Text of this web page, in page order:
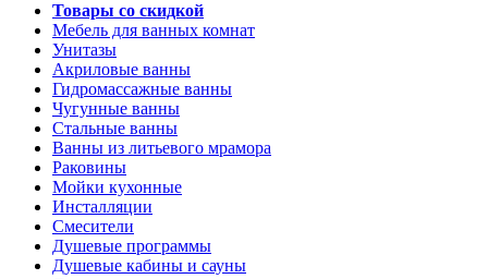
Товары со скидкой
Мебель для ванных комнат
Унитазы
Акриловые ванны
Гидромассажные ванны
Чугунные ванны
Стальные ванны
Ванны из литьевого мрамора
Раковины
Мойки кухонные
Инсталляции
Смесители
Душевые программы
Душевые кабины и сауны